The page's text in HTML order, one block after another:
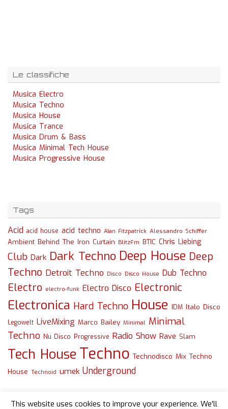
Le classifiche
Musica Electro
Musica Techno
Musica House
Musica Trance
Musica Drum & Bass
Musica Minimal Tech House
Musica Progressive House
Tags
Acid acid house acid techno Alan Fitzpatrick Alessandro Schiffer
Ambient Behind The Iron Curtain BlitzFm BTIC Chris Liebing
Club Dark Dark Techno Deep House Deep
Techno Detroit Techno Disco Disco House Dub Techno
Electro electro-funk Electro Disco Electronic
Electronica Hard Techno House IDM Italo Disco
Legowelt LiveMixing Marco Bailey Minimal Minimal
Techno Nu Disco Progressive Radio Show Rave Slam
Tech House Techno Technodisco Mix Techno
House Technoid umek Underground
This website uses cookies to improve your experience. We'll